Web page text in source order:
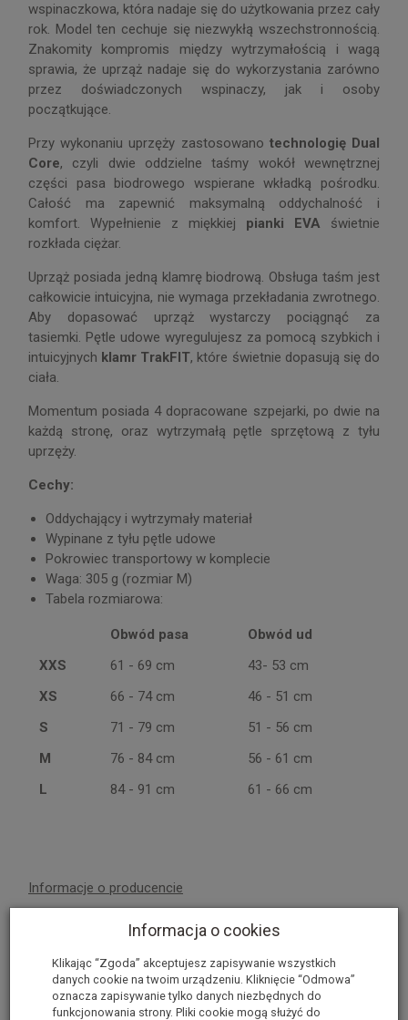
wspinaczkowa, która nadaje się do użytkowania przez cały
rok. Model ten cechuje się niezwykłą wszechstronnością.
Znakomity kompromis między wytrzymałością i wagą
sprawia, że uprząż nadaje się do wykorzystania zarówno
przez doświadczonych wspinaczy, jak i osoby
początkujące.
Przy wykonaniu uprzęży zastosowano technologię Dual
Core, czyli dwie oddzielne taśmy wokół wewnętrznej
części pasa biodrowego wspierane wkładką pośrodku.
Całość ma zapewnić maksymalną oddychalność i
komfort. Wypełnienie z miękkiej pianki EVA świetnie
rozkłada ciężar.
Uprząż posiada jedną klamrę biodrową. Obsługa taśm jest
całkowicie intuicyjna, nie wymaga przekładania zwrotnego.
Aby dopasować uprząż wystarczy pociągnąć za
tasiemki. Pętle udowe wyregulujesz za pomocą szybkich i
intuicyjnych klamr TrakFIT, które świetnie dopasują się do
ciała.
Momentum posiada 4 dopracowane szpejarki, po dwie na
każdą stronę, oraz wytrzymałą pętle sprzętową z tyłu
uprzęży.
Cechy:
Oddychający i wytrzymały materiał
Wypinane z tyłu pętle udowe
Pokrowiec transportowy w komplecie
Waga: 305 g (rozmiar M)
Tabela rozmiarowa:
Obwód pasa
Obwód ud
XXS
61 - 69 cm
43- 53 cm
XS
66 - 74 cm
46 - 51 cm
S
71 - 79 cm
51 - 56 cm
M
76 - 84 cm
56 - 61 cm
L
84 - 91 cm 61 - 66 cm
Informacje o producencie
Produkt nie posiada recenzji.Dodaj recenzję
Informacja o cookies
Klikając “Zgoda” akceptujesz zapisywanie wszystkich
danych cookie na twoim urządzeniu. Kliknięcie “Odmowa”
oznacza zapisywanie tylko danych niezbędnych do
funkcjonowania strony. Pliki cookie mogą służyć do